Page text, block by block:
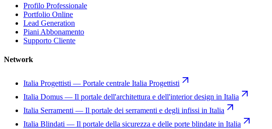
Profilo Professionale
Portfolio Online
Lead Generation
Piani Abbonamento
Supporto Cliente
Network
Italia Progettisti — Portale centrale Italia Progettisti
Italia Domus — Il portale dell'architettura e dell'interior design in Italia
Italia Serramenti — Il portale dei serramenti e degli infissi in Italia
Italia Blindati — Il portale della sicurezza e delle porte blindate in Italia